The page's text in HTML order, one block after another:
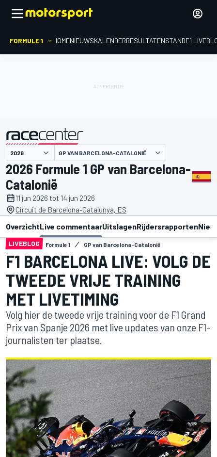
FORMULE 1 HOMENIEUWSKALENDERRESULTATENSTANDF1
GP VAN BARCELONA-CATALONIË
2026 Formule 1 GP van Barcelona-
Catalonië
11 jun 2026 tot 14 jun 2026
Circuit de Barcelona-Catalunya, ES
OverzichtLive commentaarUitslagenRijdersrapporten
LIVEBLOG Formule 1 GP van Barcelona-Catalonië
F1 BARCELONA LIVE: VOLG DE
TWEEDE VRIJE TRAINING
MET LIVETIMING
Volg hier de tweede vrije training voor de F1 Grand
Prix van Spanje 2026 met live updates van onze F1-
journalisten ter plaatse.